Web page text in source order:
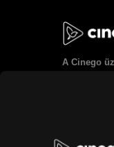
A Cinego